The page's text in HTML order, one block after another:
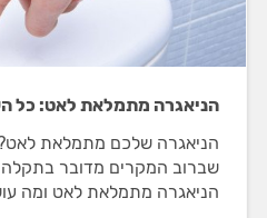
הניאגרה מתמלאת לאט: כל
הניאגרה שלכם מתמלאת
שברוב המקרים מדובר בתקלה
הניאגרה מתמלאת לאט ומה